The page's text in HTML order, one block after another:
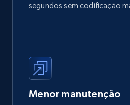
segundos sem codificação
Menor manutenção